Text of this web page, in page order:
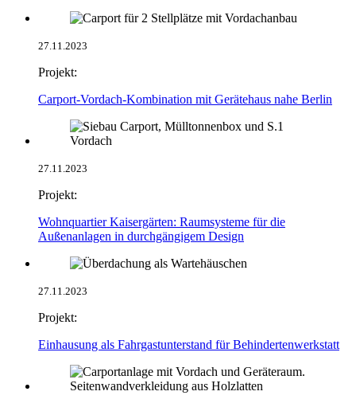
27.11.2023
Projekt:
Carport-Vordach-Kombination mit Gerätehaus nahe Berlin
27.11.2023
Projekt:
Wohnquartier Kaisergärten: Raumsysteme für die
Außenanlagen in durchgängigem Design
27.11.2023
Projekt:
Einhausung als Fahrgastunterstand für Behindertenwerkstatt